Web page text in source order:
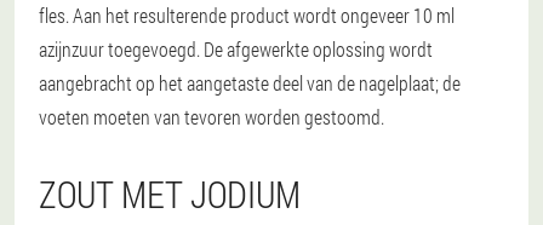
fles. Aan het resulterende product wordt ongeveer 10 ml
azijnzuur toegevoegd. De afgewerkte oplossing wordt
aangebracht op het aangetaste deel van de nagelplaat; de
voeten moeten van tevoren worden gestoomd.
ZOUT MET JODIUM